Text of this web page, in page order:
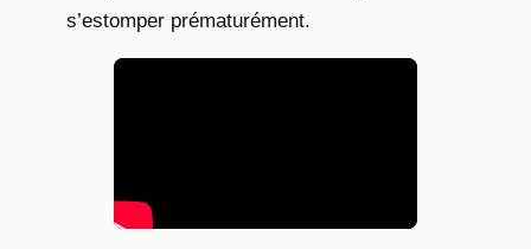
s’estomper prématurément.